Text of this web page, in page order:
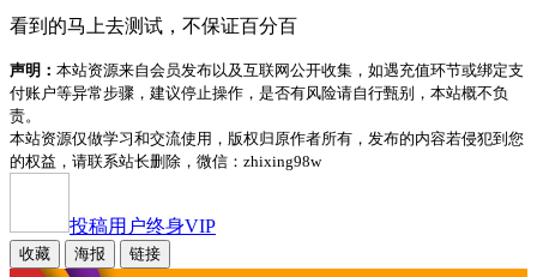
看到的马上去测试，不保证百分百
声明： 本站资源来自会员发布以及互联网公开收集，如遇充值环节或绑定支
付账户等异常步骤，建议停止操作，是否有风险请自行甄别，本站概不负
责。
本站资源仅做学习和交流使用，版权归原作者所有，发布的内容若侵犯到您
的权益，请联系站长删除，微信：zhixing98w
投稿用户终身VIP
收藏 海报 链接